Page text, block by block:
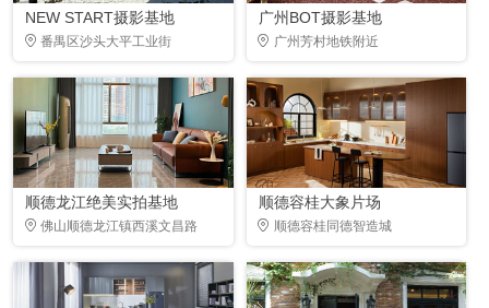
NEW START摄影基地
番禺区沙头大平工业街
广州BOT摄影基地
广州芳村地铁附近
顺德龙江绝美实拍基地
佛山顺德龙江镇西溪文昌路
顺德容桂大象片场
顺德容桂同德智造城